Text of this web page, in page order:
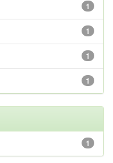
1
1
1
1
1